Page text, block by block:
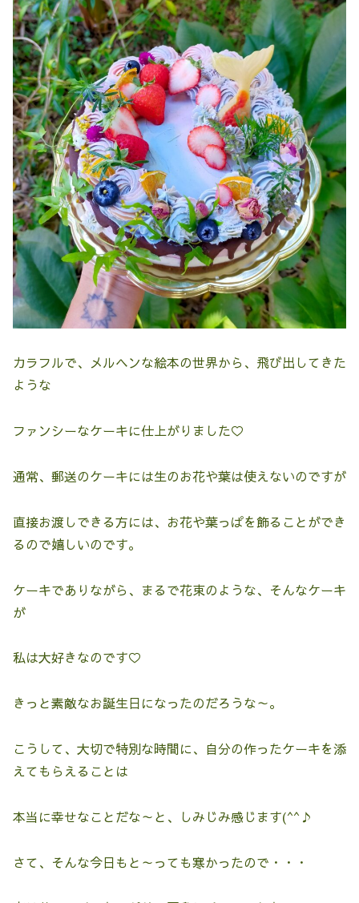
カラフルで、メルヘンな絵本の世界から、飛び出してきた
ような
ファンシーなケーキに仕上がりました♡
通常、郵送のケーキには生のお花や葉は使えないのですが
直接お渡しできる方には、お花や葉っぱを飾ることができ
るので嬉しいのです。
ケーキでありながら、まるで花束のような、そんなケーキ
が
私は大好きなのです♡
きっと素敵なお誕生日になったのだろうな～。
こうして、大切で特別な時間に、自分の作ったケーキを添
えてもらえることは
本当に幸せなことだな～と、しみじみ感じます(^^♪
さて、そんな今日もと～っても寒かったので・・・